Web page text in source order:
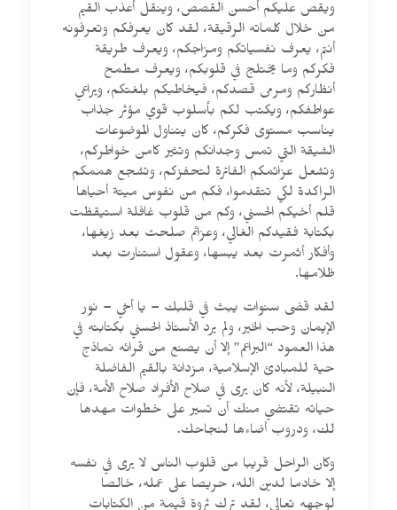
ويقص عليكم أحسن القصص، وينقل أعذب القيم
من خلال كلماته الرقيقة، لقد كان يعرفكم وتعرفونه
أنتم، يعرف نفسياتكم ومزاجكم، ويعرف طريقة
فكركم وما يختلج في قلوبكم، ويعرف مطمح
أنظاركم ومرمى قصدكم، فيخاطبكم بلغتكم، ويراعي
عواطفكم، ويكتب لكم بأسلوب قوي مؤثر جذاب
يناسب مستوى فكركم، كان يتناول الموضوعات
الشيقة التي تمس وجدانكم وتثير كامن خواطركم،
وتشعل عزائمكم الفاترة لتحفزكم، وتشجع هممكم
الراكدة لكي تتقدموا، فكم من نفوس ميتة أحياها
قلم أخيكم الحسني، وكم من قلوب غافلة استيقظت
بكتابة فقيدكم الغالي، وعزائم صلحت بعد زيغها،
وأفكار أثمرت بعد يبسها، وعقول استنارت بعد
ظلامها.
لقد قضى سنوات يبث في قلبك – يا أخي – نور
الإيمان وحب الخير، ولم يرد الأستاذ الحسني بكتابته في
هذا العمود “البراعم” إلا أن يصنع من قرائه نماذج
حية للمبادئ الإسلامية، مزدانة بالقيم الفاضلة
النبيلة، لأنه كان يرى في صلاح الأفراد صلاح الأمة، فإن
حياته تقتضي منك أن تسير على خطوات مهدها
لك، ودروب أضاءها لنجاحك.
وكان الراحل قريبا من قلوب الناس لا يرى في نفسه
إلا خادما لدين الله، حريصا على عمله، خالصا